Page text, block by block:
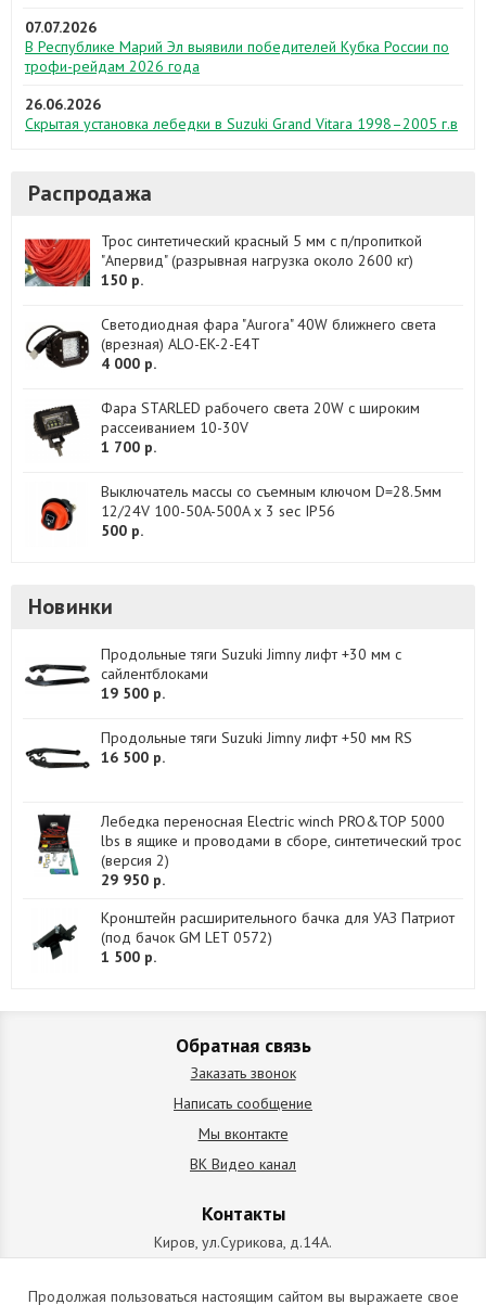
07.07.2026
В Республике Марий Эл выявили победителей Кубка России по
трофи-рейдам 2026 года
26.06.2026
Скрытая установка лебедки в Suzuki Grand Vitara 1998–2005 г.в
Распродажа
Трос синтетический красный 5 мм с п/пропиткой
"Апервид" (разрывная нагрузка около 2600 кг)
150 р.
Светодиодная фара "Aurora" 40W ближнего света
(врезная) ALO-EK-2-E4T
4 000 р.
Фара STARLED рабочего света 20W с широким
рассеиванием 10-30V
1 700 р.
Выключатель массы со съемным ключом D=28.5мм
12/24V 100-50A-500A x 3 sec IP56
500 р.
Новинки
Продольные тяги Suzuki Jimny лифт +30 мм с
сайлентблоками
19 500 р.
Продольные тяги Suzuki Jimny лифт +50 мм RS
16 500 р.
Лебедка переносная Electric winch PRO&TOP 5000
lbs в ящике и проводами в сборе, синтетический трос
(версия 2)
29 950 р.
Кронштейн расширительного бачка для УАЗ Патриот
(под бачок GM LET 0572)
1 500 р.
Обратная связь
Заказать звонок
Написать сообщение
Мы вконтакте
ВК Видео канал
Контакты
Киров, ул.Сурикова, д.14А.
схема проезда
+7 (912) 827-92-55
Продолжая пользоваться настоящим сайтом вы выражаете свое